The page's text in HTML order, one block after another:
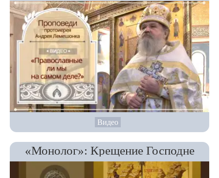
Видео
«Монолог»: Крещение Господне